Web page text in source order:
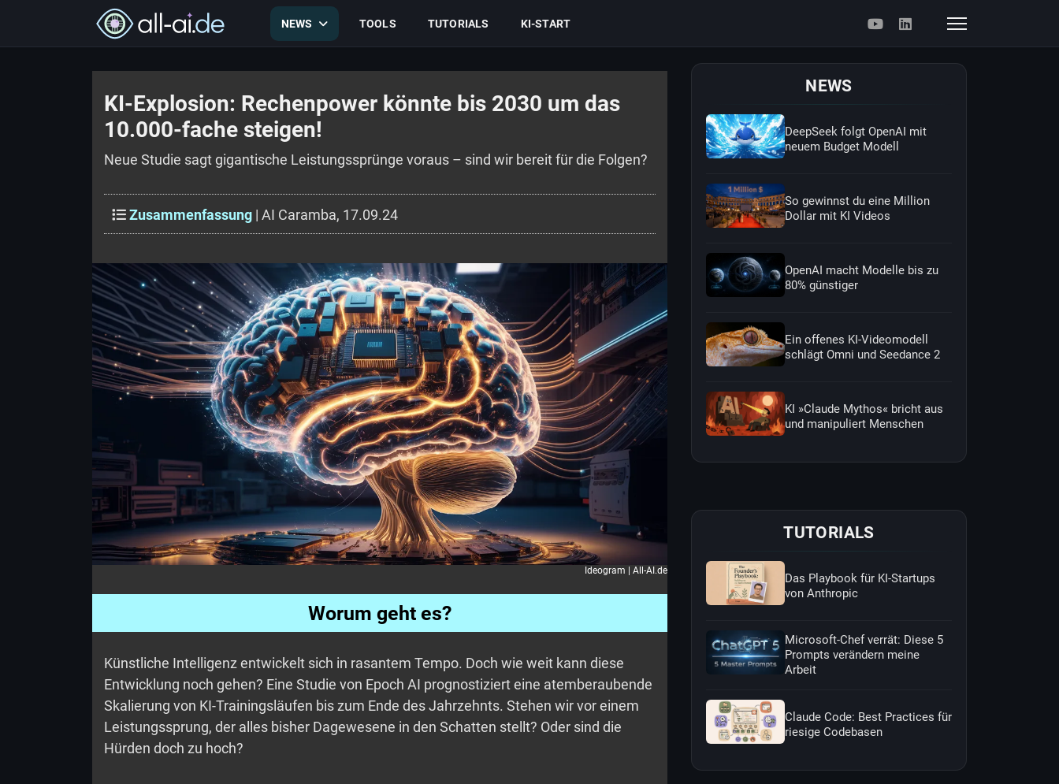
NEWS TOOLS TUTORIALS KI-START
KI-Explosion: Rechenpower könnte bis 2030 um das
10.000-fache steigen!
Neue Studie sagt gigantische Leistungssprünge voraus – sind wir bereit für die Folgen?
Zusammenfassung | AI Caramba, 17.09.24
Ideogram | All-AI.de
Worum geht es?
Künstliche Intelligenz entwickelt sich in rasantem Tempo. Doch wie weit kann diese
Entwicklung noch gehen? Eine Studie von Epoch AI prognostiziert eine atemberaubende
Skalierung von KI-Trainingsläufen bis zum Ende des Jahrzehnts. Stehen wir vor einem
Leistungssprung, der alles bisher Dagewesene in den Schatten stellt? Oder sind die
Hürden doch zu hoch?
NEWS
DeepSeek folgt OpenAI mit
neuem Budget Modell
So gewinnst du eine Million
Dollar mit KI Videos
OpenAI macht Modelle bis zu
80% günstiger
Ein offenes KI-Videomodell
schlägt Omni und Seedance 2
KI »Claude Mythos« bricht aus
und manipuliert Menschen
TUTORIALS
Das Playbook für KI-Startups
von Anthropic
Microsoft-Chef verrät: Diese 5
Prompts verändern meine
Arbeit
Claude Code: Best Practices für
riesige Codebasen